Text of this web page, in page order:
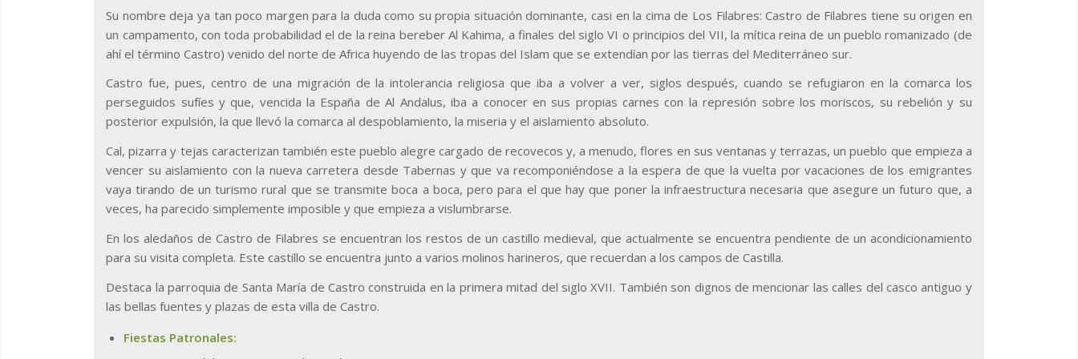
Su nombre deja ya tan poco margen para la duda como su propia situación dominante, casi en la cima de Los Filabres: Castro de Filabres tiene su origen en
un campamento, con toda probabilidad el de la reina bereber Al Kahima, a finales del siglo VI o principios del VII, la mítica reina de un pueblo romanizado (de
ahí el término Castro) venido del norte de Africa huyendo de las tropas del Islam que se extendían por las tierras del Mediterráneo sur.
Castro fue, pues, centro de una migración de la intolerancia religiosa que iba a volver a ver, siglos después, cuando se refugiaron en la comarca los
perseguidos sufíes y que, vencida la España de Al Andalus, iba a conocer en sus propias carnes con la represión sobre los moriscos, su rebelión y su
posterior expulsión, la que llevó la comarca al despoblamiento, la miseria y el aislamiento absoluto.
Cal, pizarra y tejas caracterizan también este pueblo alegre cargado de recovecos y, a menudo, flores en sus ventanas y terrazas, un pueblo que empieza a
vencer su aislamiento con la nueva carretera desde Tabernas y que va recomponiéndose a la espera de que la vuelta por vacaciones de los emigrantes
vaya tirando de un turismo rural que se transmite boca a boca, pero para el que hay que poner la infraestructura necesaria que asegure un futuro que, a
veces, ha parecido simplemente imposible y que empieza a vislumbrarse.
En los aledaños de Castro de Filabres se encuentran los restos de un castillo medieval, que actualmente se encuentra pendiente de un acondicionamiento
para su visita completa. Este castillo se encuentra junto a varios molinos harineros, que recuerdan a los campos de Castilla.
Destaca la parroquia de Santa María de Castro construida en la primera mitad del siglo XVII. También son dignos de mencionar las calles del casco antiguo y
las bellas fuentes y plazas de esta villa de Castro.
Fiestas Patronales: